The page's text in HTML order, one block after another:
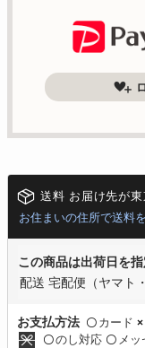
送料 お届け先が
お住まいの住所で送料
この商品は出荷日を
配送 宅配便（ヤマト
お支払方法 〇 カード ×
〇のし対応 〇 メ